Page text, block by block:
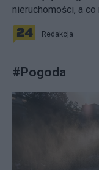
nieruchomości, a
Redakcja
#Pogoda